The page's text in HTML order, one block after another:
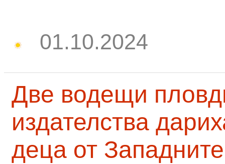
01.10.2024
Две водещи
издателства
деца от